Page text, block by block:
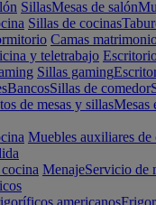
SillasMesas de salón
Sillas de cocinas
Camas
y teletrabajo
Sillas gaming
BancosSillas de comedor
de mesas y sillasMesas
Muebles auxiliares de
MenajeServicio de
americanos